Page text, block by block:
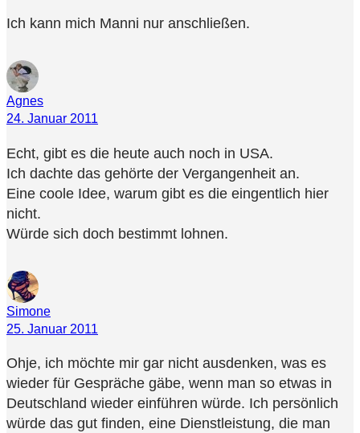
Ich kann mich Manni nur anschließen.
Agnes
24. Januar 2011
Echt, gibt es die heute auch noch in USA.
Ich dachte das gehörte der Vergangenheit an.
Eine coole Idee, warum gibt es die eingentlich hier
nicht.
Würde sich doch bestimmt lohnen.
Simone
25. Januar 2011
Ohje, ich möchte mir gar nicht ausdenken, was es
wieder für Gespräche gäbe, wenn man so etwas in
Deutschland wieder einführen würde. Ich persönlich
würde das gut finden, eine Dienstleistung, die man